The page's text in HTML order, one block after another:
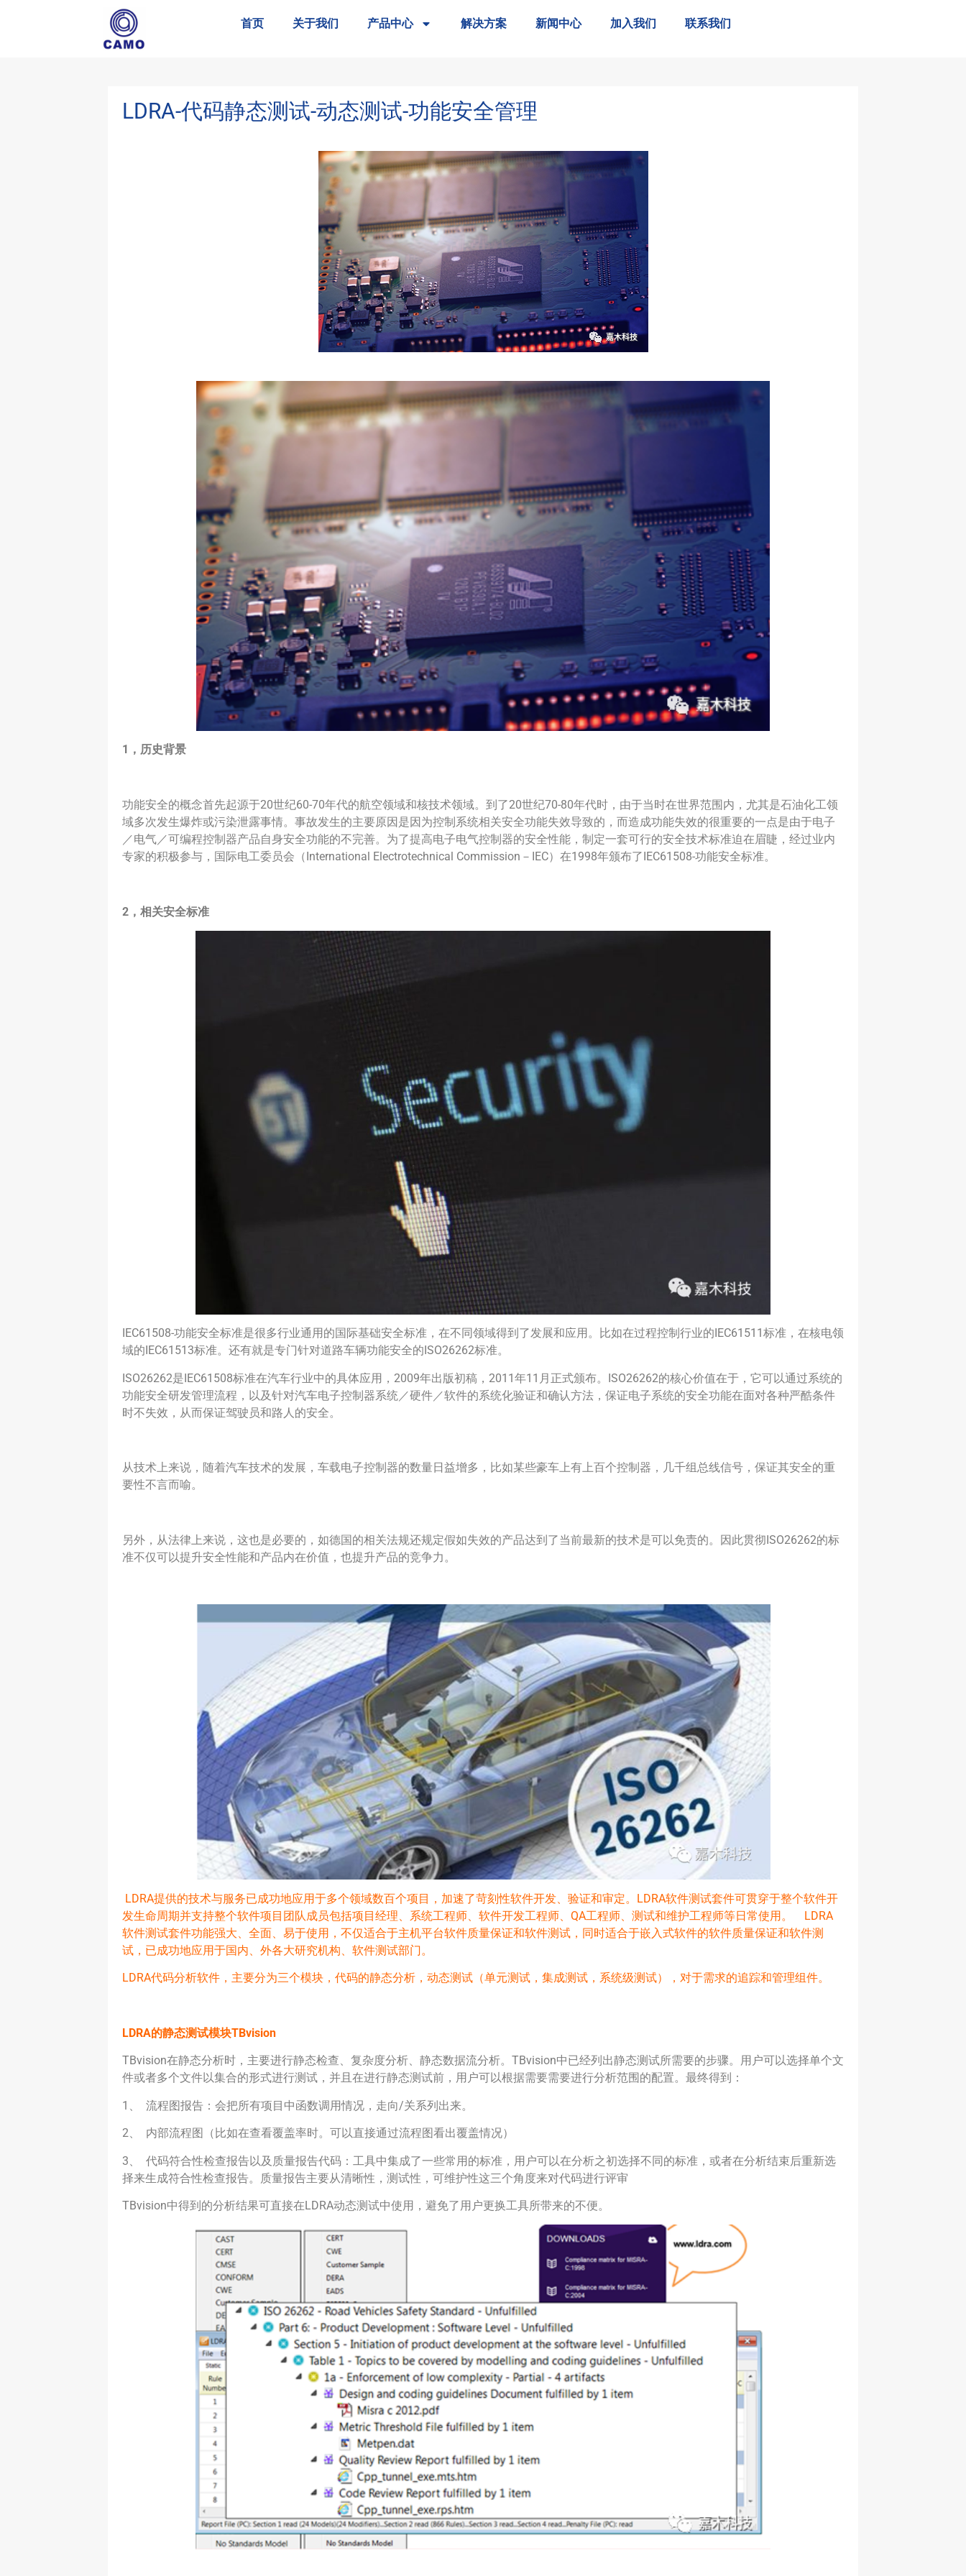
首页 关于我们 产品中心 解决方案 新闻中心 加入我们 联系我们
LDRA-代码静态测试-动态测试-功能安全管理
1，历史背景
功能安全的概念首先起源于20世纪60-70年代的航空领域和核技术领域。到了20世纪70-80年代时，由于当时在世界范围内，尤其是石油化工领
域多次发生爆炸或污染泄露事情。事故发生的主要原因是因为控制系统相关安全功能失效导致的，而造成功能失效的很重要的一点是由于电子
／电气／可编程控制器产品自身安全功能的不完善。为了提高电子电气控制器的安全性能，制定一套可行的安全技术标准迫在眉睫，经过业内
专家的积极参与，国际电工委员会（International Electrotechnical Commission－IEC）在1998年颁布了IEC61508-功能安全标准。
2 ，相关安全标准
IEC61508-功能安全标准是很多行业通用的国际基础安全标准，在不同领域得到了发展和应用。比如在过程控制行业的IEC61511标准，在核电领
域的IEC61513标准。还有就是专门针对道路车辆功能安全的ISO26262标准。
ISO26262是IEC61508标准在汽车行业中的具体应用，2009年出版初稿，2011年11月正式颁布。ISO26262的核心价值在于，它可以通过系统的
功能安全研发管理流程，以及针对汽车电子控制器系统／硬件／软件的系统化验证和确认方法，保证电子系统的安全功能在面对各种严酷条件
时不失效，从而保证驾驶员和路人的安全。
从技术上来说，随着汽车技术的发展，车载电子控制器的数量日益增多，比如某些豪车上有上百个控制器，几千组总线信号，保证其安全的重
要性不言而喻。
另外，从法律上来说，这也是必要的，如德国的相关法规还规定假如失效的产品达到了当前最新的技术是可以免责的。因此贯彻ISO26262的标
准不仅可以提升安全性能和产品内在价值，也提升产品的竞争力。
LDRA提供的技术与服务已成功地应用于多个领域数百个项目，加速了苛刻性软件开发、验证和审定。LDRA软件测试套件可贯穿于整个软件开
发生命周期并支持整个软件项目团队成员包括项目经理、系统工程师、软件开发工程师、QA工程师、测试和维护工程师等日常使用。 LDRA
软件测试套件功能强大、全面、易于使用，不仅适合于主机平台软件质量保证和软件测试，同时适合于嵌入式软件的软件质量保证和软件测
试，已成功地应用于国内、外各大研究机构、软件测试部门。
LDRA代码分析软件，主要分为三个模块，代码的静态分析，动态测试（单元测试，集成测试，系统级测试），对于需求的追踪和管理组件。
LDRA的静态测试模块TBvision
TBvision在静态分析时，主要进行静态检查、复杂度分析、静态数据流分析。TBvision中已经列出静态测试所需要的步骤。用户可以选择单个文
件或者多个文件以集合的形式进行测试，并且在进行静态测试前，用户可以根据需要需要进行分析范围的配置。最终得到：
1、 流程图报告：会把所有项目中函数调用情况，走向/关系列出来。
2、 内部流程图（比如在查看覆盖率时。可以直接通过流程图看出覆盖情况）
3、 代码符合性检查报告以及质量报告代码：工具中集成了一些常用的标准，用户可以在分析之初选择不同的标准，或者在分析结束后重新选
择来生成符合性检查报告。质量报告主要从清晰性，测试性，可维护性这三个角度来对代码进行评审
TBvision中得到的分析结果可直接在LDRA动态测试中使用，避免了用户更换工具所带来的不便。